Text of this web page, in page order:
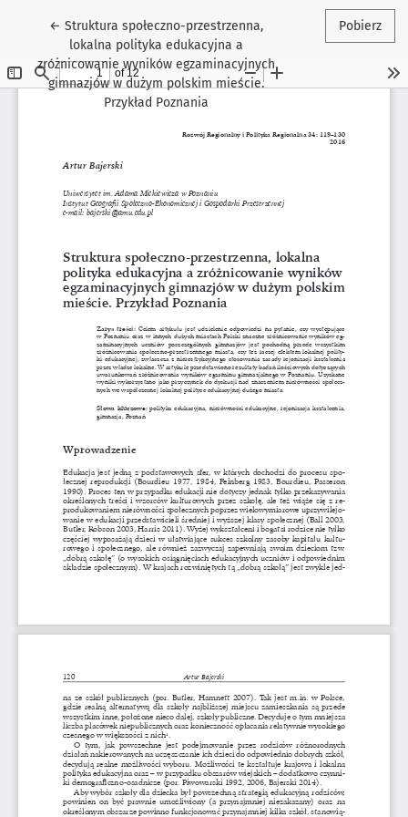
← Wróć do szczegółów artykułu
Struktura społeczno-przestrzenna,
lokalna polityka edukacyjna a
zróżnicowanie wyników egzaminacyjnych
gimnazjów w dużym polskim mieście.
Przykład Poznania
Pobierz